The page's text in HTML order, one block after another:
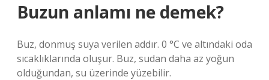
Buzun anlamı ne demek?
Buz, donmuş suya verilen addır. 0 °C ve altındaki oda
sıcaklıklarında oluşur. Buz, sudan daha az yoğun
olduğundan, su üzerinde yüzebilir.